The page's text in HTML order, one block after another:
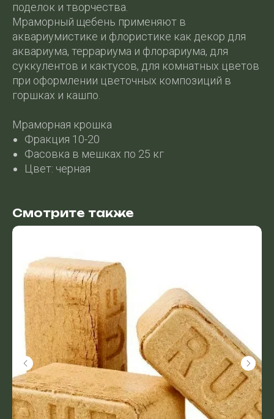
поделок и творчества.
Мраморный щебень применяют в
аквариумистике и флористике как декор для
аквариума, террариума и флорариума, для
суккулентов и кактусов, для комнатных цветов
при оформлении цветочных композиций в
горшках и кашпо.
Мраморная крошка
Фракция 10-20
Фасовка в мешках по 25 кг
Цвет: черная
Смотрите также